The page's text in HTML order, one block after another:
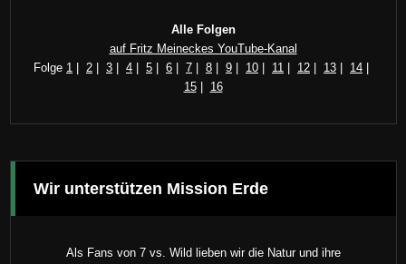
Alle Folgen
auf Fritz Meineckes YouTube-Kanal
Folge 1 2 3 4 5 6 7 8 9 10 11 12 13 14
15| 16
Wir unterstützen Mission Erde
Als Fans von 7 vs. Wild lieben wir die Natur und ihre